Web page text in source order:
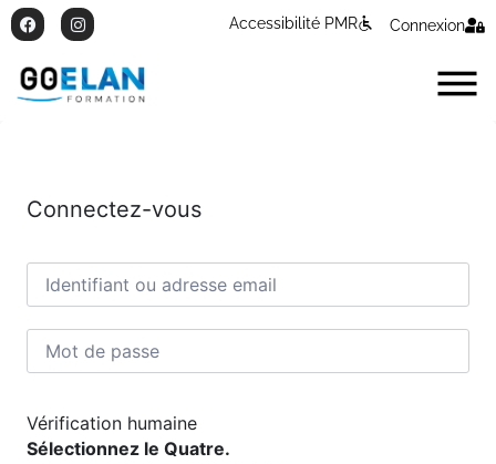
Accessibilité PMR Connexion
Connectez-vous
Vérification humaine
Sélectionnez le Quatre.